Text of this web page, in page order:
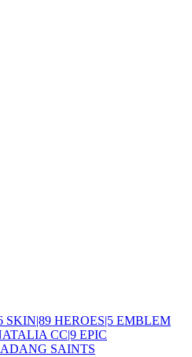
SKIN|89 HEROES|5 EMBLEM
CC|9 EPIC
SAINTS